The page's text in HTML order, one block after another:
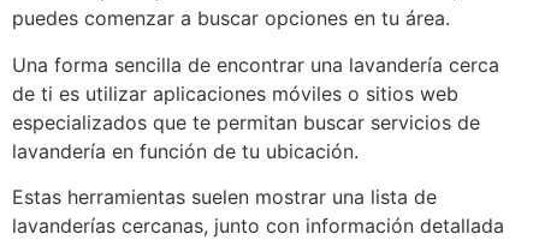
puedes comenzar a buscar opciones en tu área.
Una forma sencilla de encontrar una lavandería cerca
de ti es utilizar aplicaciones móviles o sitios web
especializados que te permitan buscar servicios de
lavandería en función de tu ubicación.
Estas herramientas suelen mostrar una lista de
lavanderías cercanas, junto con información detallada